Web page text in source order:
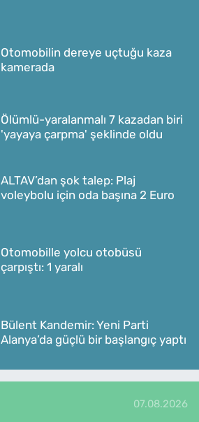
Otomobilin dereye uçtuğu kaza
kamerada
Ölümlü-yaralanmalı 7 kazadan biri
'yayaya çarpma' şeklinde oldu
ALTAV’dan şok talep: Plaj
voleybolu için oda başına 2 Euro
Otomobille yolcu otobüsü
çarpıştı: 1 yaralı
Bülent Kandemir: Yeni Parti
Alanya’da güçlü bir başlangıç yaptı
07.08.2026